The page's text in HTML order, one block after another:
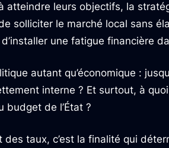
atteindre leurs objectifs, la
solliciter le marché local sans
une fatigue financière
autant qu’économique :
interne ? Et surtout, à
budget de l’État ?
taux, c’est la finalité qui